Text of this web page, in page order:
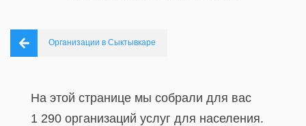
Организации в Сыктывкаре
На этой странице мы собрали для вас
1 290 организаций услуг для населения.